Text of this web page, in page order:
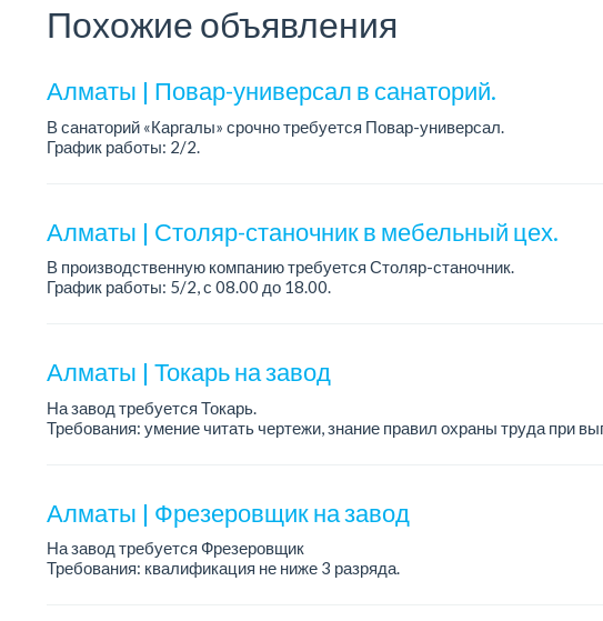
Похожие объявления
Алматы | Повар-универсал в санаторий.
В санаторий «Каргалы» срочно требуется Повар-универсал.
График работы: 2/2.
Алматы | Столяр-станочник в мебельный цех.
В производственную компанию требуется Столяр-станочник.
График работы: 5/2, с 08.00 до 18.00.
Алматы | Токарь на завод
На завод требуется Токарь.
Требования: умение читать чертежи, знание правил охраны труда при
Алматы | Фрезеровщик на завод
На завод требуется Фрезеровщик
Требования: квалификация не ниже 3 разряда.